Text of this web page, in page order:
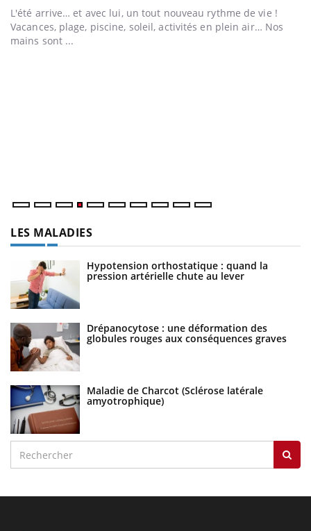
L'été arrive… et avec lui, un tout nouveau rythme de vie !
Vacances, plage, piscine, soleil, activités en plein air… Nos
mains sont ...
LES MALADIES
Hypotension orthostatique : quand la
pression artérielle chute au lever
Drépanocytose : une déformation des
globules rouges aux conséquences graves
Maladie de Charcot (Sclérose latérale
amyotrophique)